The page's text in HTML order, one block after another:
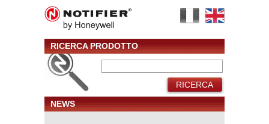
RICERCA PRODOTTO
RICERCA
NEWS